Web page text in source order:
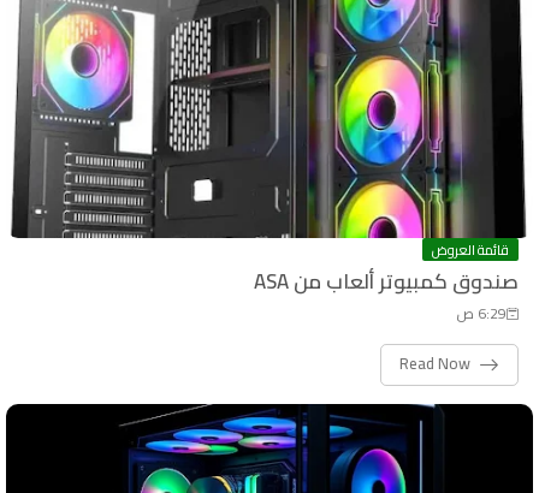
قائمة العروض
صندوق كمبيوتر ألعاب من ASA
6:29 ص
Read Now